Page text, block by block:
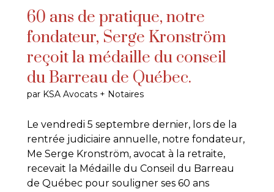
60 ans de pratique, notre
fondateur, Serge Kronström
reçoit la médaille du conseil
du Barreau de Québec.
par KSA Avocats + Notaires
Le vendredi 5 septembre dernier, lors de la
rentrée judiciaire annuelle, notre fondateur,
Me Serge Kronström, avocat à la retraite,
recevait la Médaille du Conseil du Barreau
de Québec pour souligner ses 60 ans